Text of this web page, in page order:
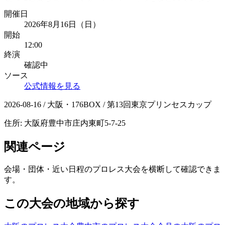
開催日
2026年8月16日（日）
開始
12:00
終演
確認中
ソース
公式情報を見る
2026-08-16 / 大阪・176BOX / 第13回東京プリンセスカップ
住所: 大阪府豊中市庄内東町5-7-25
関連ページ
会場・団体・近い日程のプロレス大会を横断して確認できま
す。
この大会の地域から探す